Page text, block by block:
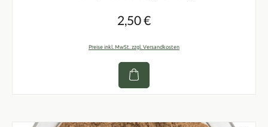
Regulärer Preis:
2,50 €
Preise inkl. MwSt. zzgl. Versandkosten